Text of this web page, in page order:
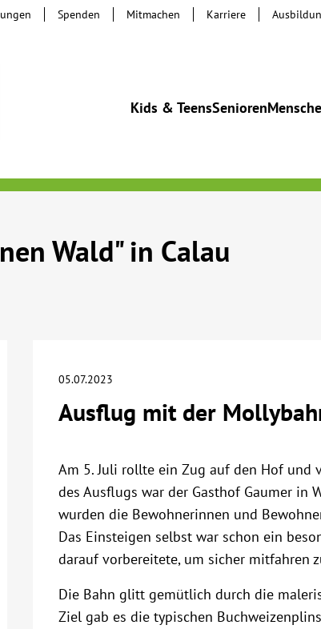
Kids & TeensSenioren
Spenden Mitmachen Karriere
Wald" in Calau
05.07.2023
Ausflug mit der
Am 5. Juli rollte ein Zug auf den Hof und
des Ausflugs war der Gasthof Gaumer in
wurden die Bewohnerinnen und
Das Einsteigen selbst war schon ein
darauf vorbereitete, um sicher mitfahren
Die Bahn glitt gemütlich durch die
Ziel gab es die typischen